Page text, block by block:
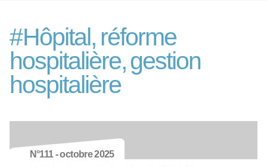
#Hôpital, réforme
hospitalière, gestion
hospitalière
N°111 - octobre 2025